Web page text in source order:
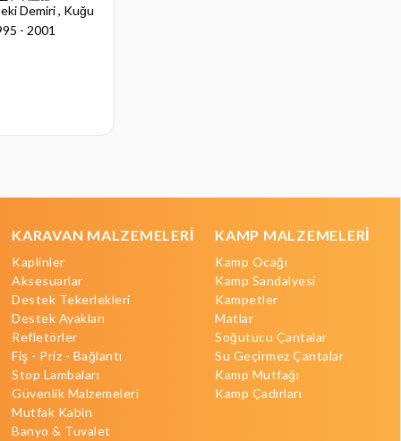
Demiri , Kuğu
- 2001
KARAVAN MALZEMELERİ
Kaplinler
Aksesuarlar
Destek Tekerlekleri
Destek Ayakları
Refletörler
Fiş - Priz - Bağlantı
Stop Lambaları
Güvenlik Malzemeleri
Mutfak Kabin
Banyo & Tuvalet
KAMP MALZEMELERİ
Kamp Ocağı
Kamp Sandalyesi
Kampetler
Matlar
Soğutucu Çantalar
Su Geçirmez Çantalar
Kamp Mutfağı
Kamp Çadırları